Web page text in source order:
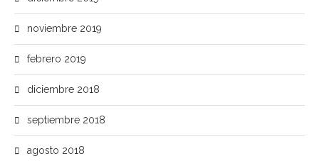
noviembre 2019
febrero 2019
diciembre 2018
septiembre 2018
agosto 2018